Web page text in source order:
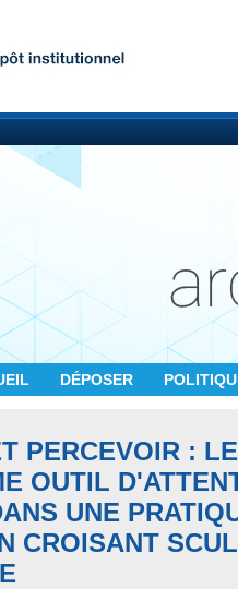
DÉPOSER
PERCEVOIR :
OUTIL
UNE
CROISANT